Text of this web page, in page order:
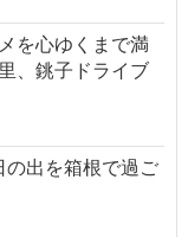
を心ゆくまで満
、銚子ドライブ
の出を箱根で過ご